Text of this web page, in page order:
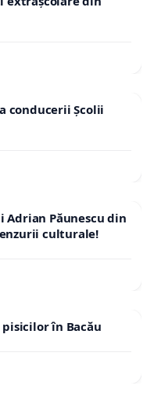
conducerii Școlii
Păunescu din
culturale!
în Bacău